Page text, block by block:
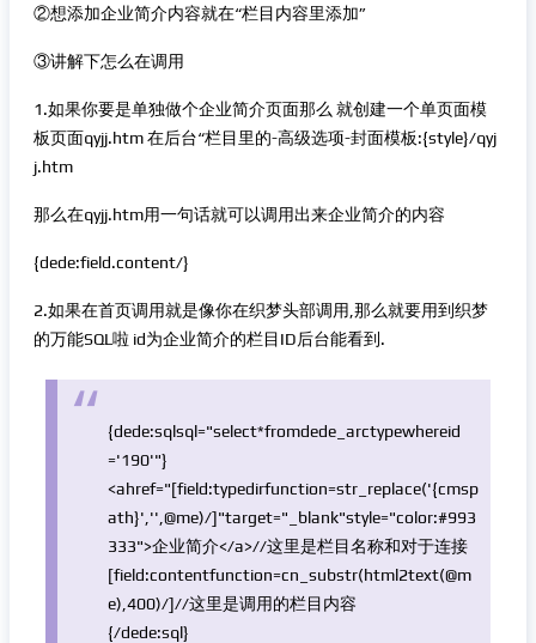
②想添加企业简介内容就在“栏目内容里添加”
③讲解下怎么在调用
1.如果你要是单独做个企业简介页面那么 就创建一个单页面模
板页面qyjj.htm 在后台“栏目里的-高级选项-封面模板:{style}/qyj
j.htm
那么在qyjj.htm用一句话就可以调用出来企业简介的内容
{dede:field.content/}
2.如果在首页调用就是像你在织梦头部调用,那么就要用到织梦
的万能SQL啦 id为企业简介的栏目ID后台能看到.
{dede:sqlsql="select*fromdede_arctypewhereid
='190'"}
<ahref="[field:typedirfunction=str_replace('{cmsp
ath}','',@me)/]"target="_blank"style="color:#993
333">企业简介</a>//这里是栏目名称和对于连接
[field:contentfunction=cn_substr(html2text(@m
e),400)/]//这里是调用的栏目内容
{/dede:sql}